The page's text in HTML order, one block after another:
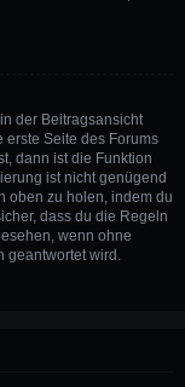
der Beitragsansicht
erste Seite des Forums
dann ist die Funktion
ist nicht genügend
oben zu holen, indem du
dass du die Regeln
wenn ohne
geantwortet wird.